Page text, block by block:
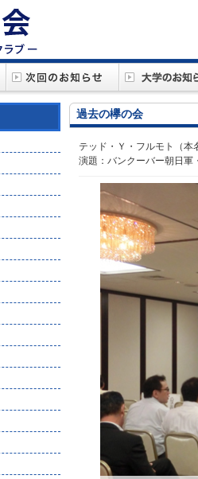
過去の欅の会
テッド・Ｙ・フルモト（
演題：バンクーバー朝日軍